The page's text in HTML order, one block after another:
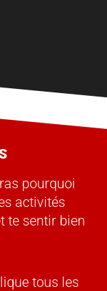
pourquoi
activités
te sentir bien
tous les